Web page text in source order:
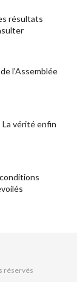
résultats
l’Assemblée
La vérité enfin
réservés